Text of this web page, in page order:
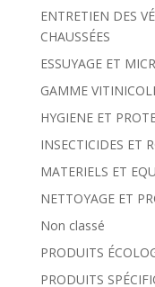
ENTRETIEN DES
CHAUSSÉES
ESSUYAGE ET
GAMME
HYGIENE ET
INSECTICIDES ET
MATERIELS ET
NETTOYAGE ET
Non classé
PRODUITS
PRODUITS